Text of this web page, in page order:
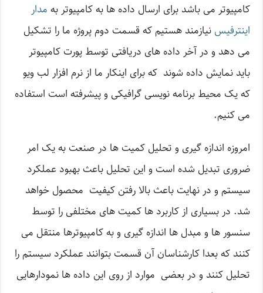
کامپیوتر می باشد برای ارسال داده ها به کامپیوتر به مدار
اینترفیس نیازمند هستیم که قسمت دوم پروژه ما را تشکیل
می دهد و در آخر داده های دریافتی توسط پورت کامپیوتر
باید نمایش داده شوند که برای اینکار ما از نرم افزار لب ویو
که یک محیط برنامه نویسی گرافیکی و پیشرفته است استفاده
می کنیم.
امروزه اندازه گیری و تحلیل کمیت ها در صنعت به یک امر
ضروری تبدیل شده است و این تحلیل باعث بهبود عملکرد
سیستم و در نهایت باعث بالا رفتن کیفیت محصول خواهد
شد. در بسیاری از کاربرد ها کمیت های مختلفی را توسط
سنسور ها و مبدل ها اندازه گیری و به کامپیوترها منتقل می
کنند که بعدا کارشناسان آن قسمت بتوانند عملکرد سیستم را
تحلیل کنند و در بعضی موارد از روی این داده ها نمودارهایی